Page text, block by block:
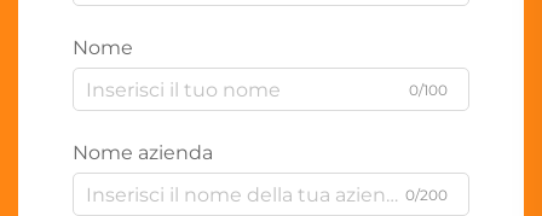
Nome
0/100
Nome azienda
0/200